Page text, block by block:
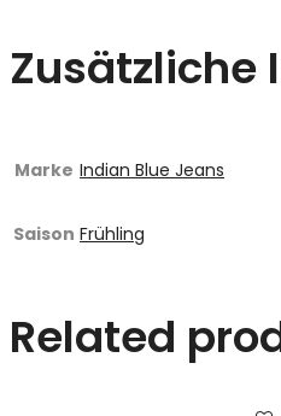
Zusätzliche
Marke Indian Blue Jeans
Saison Frühling
Related